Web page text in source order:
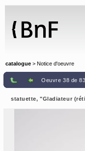
catalogue > Notice d'oeuvre
Oeuvre 38 de
statuette, "Gladiateur